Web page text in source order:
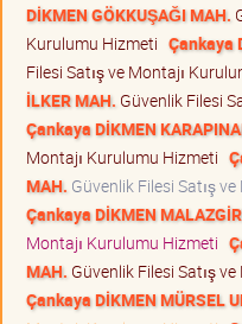
DİKMEN GÖKKUŞAĞI MAH.
Kurulumu Hizmeti Çankaya
Filesi Satış ve Montajı
İLKER MAH. Güvenlik Filesi
Çankaya DİKMEN
Montajı Kurulumu Hizmeti
MAH. Güvenlik Filesi Satış
Çankaya DİKMEN
Montajı Kurulumu Hizmeti
MAH. Güvenlik Filesi Satış
Çankaya DİKMEN MÜRSEL